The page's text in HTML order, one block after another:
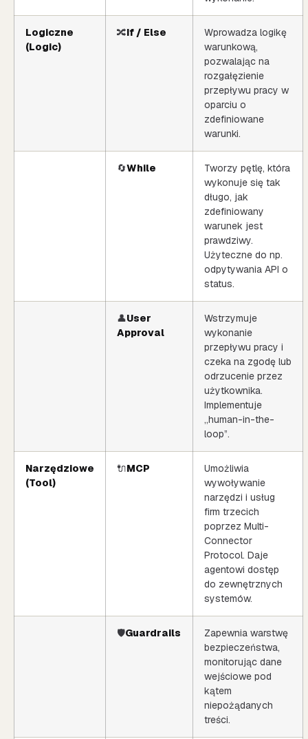
Logiczne
(Logic)
🔀If / Else
Wprowadza logikę
warunkową,
pozwalając na
rozgałęzienie
przepływu pracy w
oparciu o
zdefiniowane
warunki.
🔄While
Tworzy pętlę, która
wykonuje się tak
długo, jak
zdefiniowany
warunek jest
prawdziwy.
Użyteczne do np.
odpytywania API o
status.
👤User
Approval
Wstrzymuje
wykonanie
przepływu pracy i
czeka na zgodę lub
odrzucenie przez
użytkownika.
Implementuje
„human-in-the-
loop”.
Narzędziowe
(Tool)
🔌MCP
Umożliwia
wywoływanie
narzędzi i usług
firm trzecich
poprzez Multi-
Connector
Protocol. Daje
agentowi dostęp
do zewnętrznych
systemów.
🛡️Guardrails
Zapewnia warstwę
bezpieczeństwa,
monitorując dane
wejściowe pod
kątem
niepożądanych
treści.